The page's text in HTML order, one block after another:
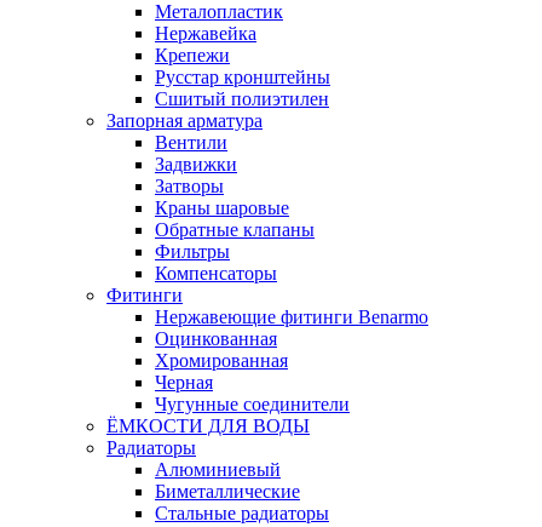
Металопластик
Нержавейка
Крепежи
Русстар кронштейны
Сшитый полиэтилен
Запорная арматура
Вентили
Задвижки
Затворы
Краны шаровые
Обратные клапаны
Фильтры
Компенсаторы
Фитинги
Нержавеющие фитинги Benarmo
Оцинкованная
Хромированная
Черная
Чугунные соединители
ЁМКОСТИ ДЛЯ ВОДЫ
Радиаторы
Алюминиевый
Биметаллические
Стальные радиаторы